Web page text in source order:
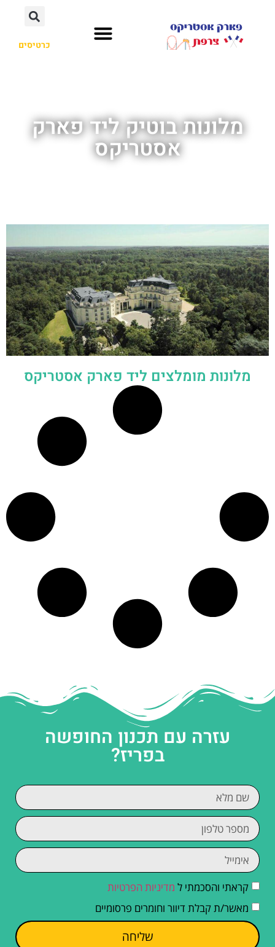
כרטיסים
מלונות בוטיק ליד פארק
אסטריקס
מלונות מומלצים ליד פארק אסטריקס
עזרה עם תכנון החופשה
בפריז?
קראתי והסכמתי ל מדיניות הפרטיות
מאשר/ת קבלת דיוור וחומרים פרסומיים
שליחה